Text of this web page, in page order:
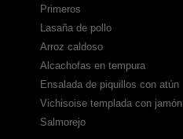
Primeros
Lasaña de pollo
Arroz caldoso
Alcachofas en tempura
Ensalada de piquillos con atún
Vichisoise templada con jamón
Salmorejo